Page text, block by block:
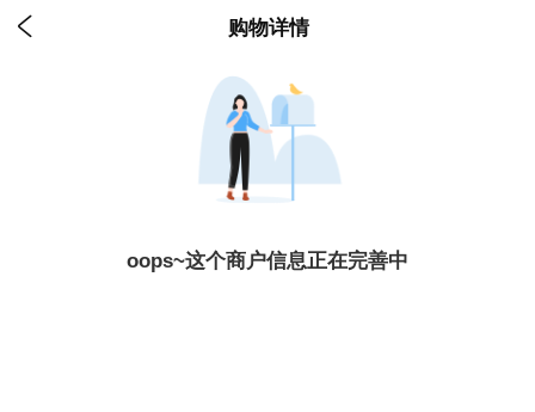
 购物详情
oops~这个商户信息正在完善中